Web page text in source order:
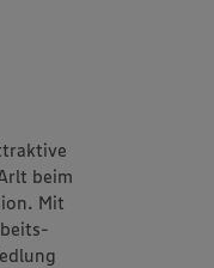
beim
Mit